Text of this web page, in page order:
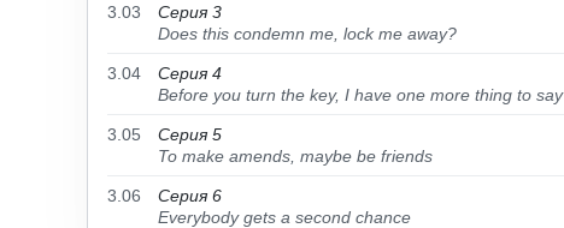
3.03
Серия 3
Does this condemn me, lock me away?
3.04
Серия 4
Before you turn the key, I have one more thing to say
3.05
Серия 5
To make amends, maybe be friends
3.06
Серия 6
Everybody gets a second chance